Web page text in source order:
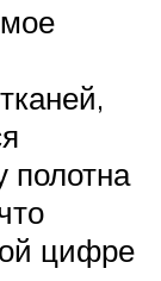
полотна
цифре